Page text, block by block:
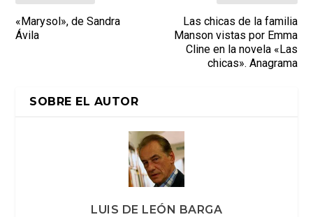
«Marysol», de Sandra
Ávila
Las chicas de la familia
Manson vistas por Emma
Cline en la novela «Las
chicas». Anagrama
SOBRE EL AUTOR
LUIS DE LEÓN BARGA